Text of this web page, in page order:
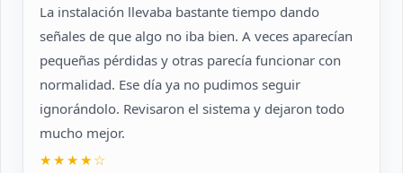
La instalación llevaba bastante tiempo dando
señales de que algo no iba bien. A veces aparecían
pequeñas pérdidas y otras parecía funcionar con
normalidad. Ese día ya no pudimos seguir
ignorándolo. Revisaron el sistema y dejaron todo
mucho mejor.
★★★★☆